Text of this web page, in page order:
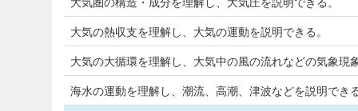
大気の熱収支を理解し、大気の運動を説明できる。
大気の大循環を理解し、大気中の風の流れなどの気象現
海水の運動を理解し、潮流、高潮、津波などを説明でき